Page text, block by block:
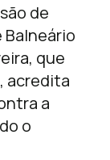
de
que
acredita
a
o